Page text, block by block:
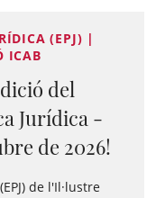
(EPJ) |
ICAB
del
Jurídica -
de 2026!
de l'Il·lustre